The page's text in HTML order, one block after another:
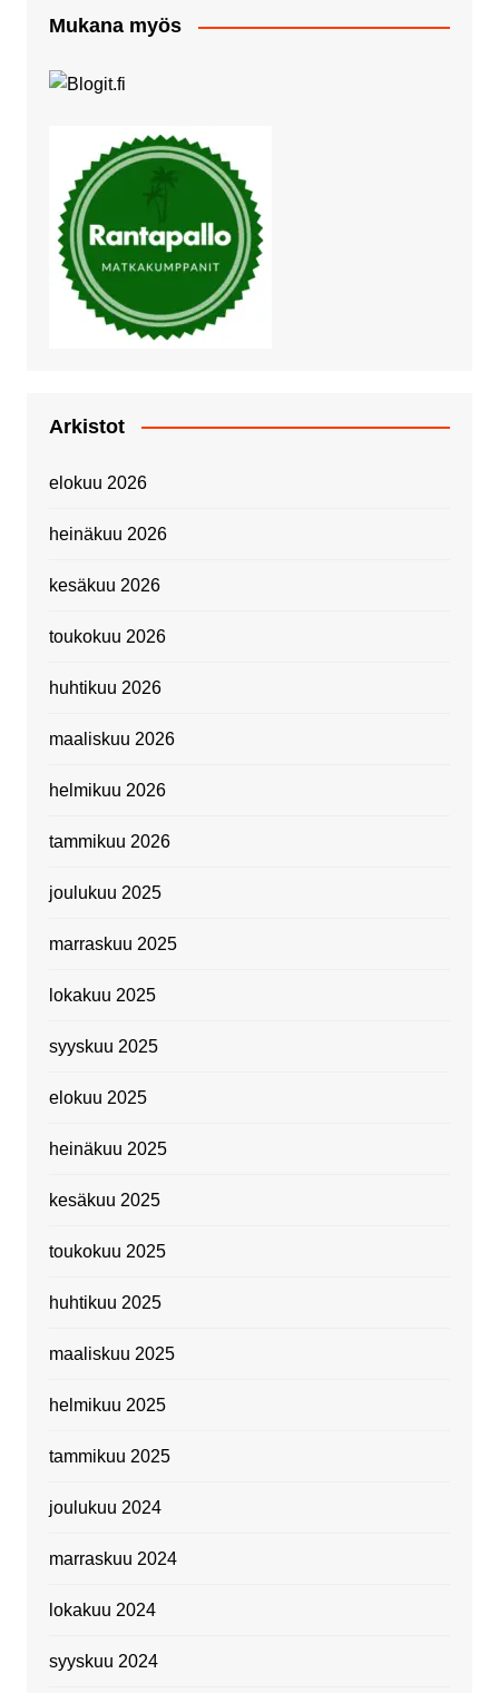
Mukana myös
Arkistot
elokuu 2026
heinäkuu 2026
kesäkuu 2026
toukokuu 2026
huhtikuu 2026
maaliskuu 2026
helmikuu 2026
tammikuu 2026
joulukuu 2025
marraskuu 2025
lokakuu 2025
syyskuu 2025
elokuu 2025
heinäkuu 2025
kesäkuu 2025
toukokuu 2025
huhtikuu 2025
maaliskuu 2025
helmikuu 2025
tammikuu 2025
joulukuu 2024
marraskuu 2024
lokakuu 2024
syyskuu 2024